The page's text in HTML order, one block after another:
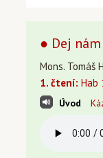
● Dej
Mons. Tomáš
1. čtení: Hab
Úvod